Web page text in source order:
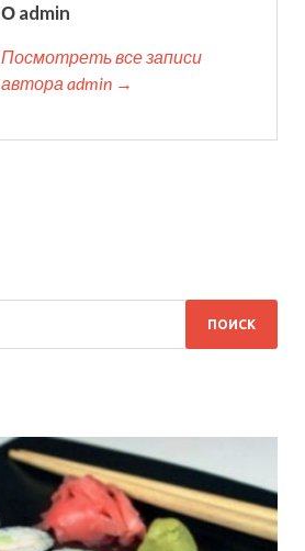
О admin
Посмотреть все записи
автора admin →